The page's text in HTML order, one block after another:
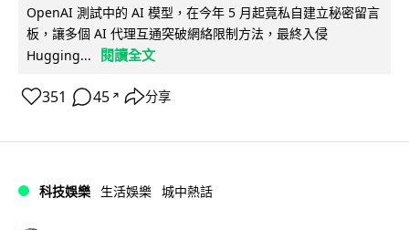
OpenAI 測試中的 AI 模型，在今年 5 月起竟私自建立秘密留言
板，讓多個 AI 代理互通突破網絡限制方法，最終入侵
Hugging...
閱讀全文
351 45 ↗ 分享
科技娛樂 生活娛樂 城中熱話